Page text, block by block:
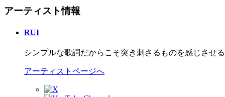
アーティスト情報
RUI
シンプルな歌詞だからこそ突き刺さるものを感じさせ
アーティストページへ